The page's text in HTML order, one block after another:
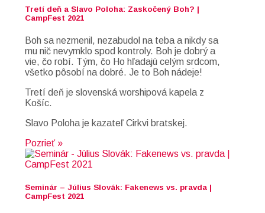
Tretí deň a Slavo Poloha: Zaskočený Boh? |
CampFest 2021
Boh sa nezmenil, nezabudol na teba a nikdy sa
mu nič nevymklo spod kontroly. Boh je dobrý a
vie, čo robí. Tým, čo Ho hľadajú celým srdcom,
všetko pôsobí na dobré. Je to Boh nádeje!
Tretí deň je slovenská worshipová kapela z
Košíc.
Slavo Poloha je kazateľ Cirkvi bratskej.
Pozrieť »
Seminár – Július Slovák: Fakenews vs. pravda |
CampFest 2021